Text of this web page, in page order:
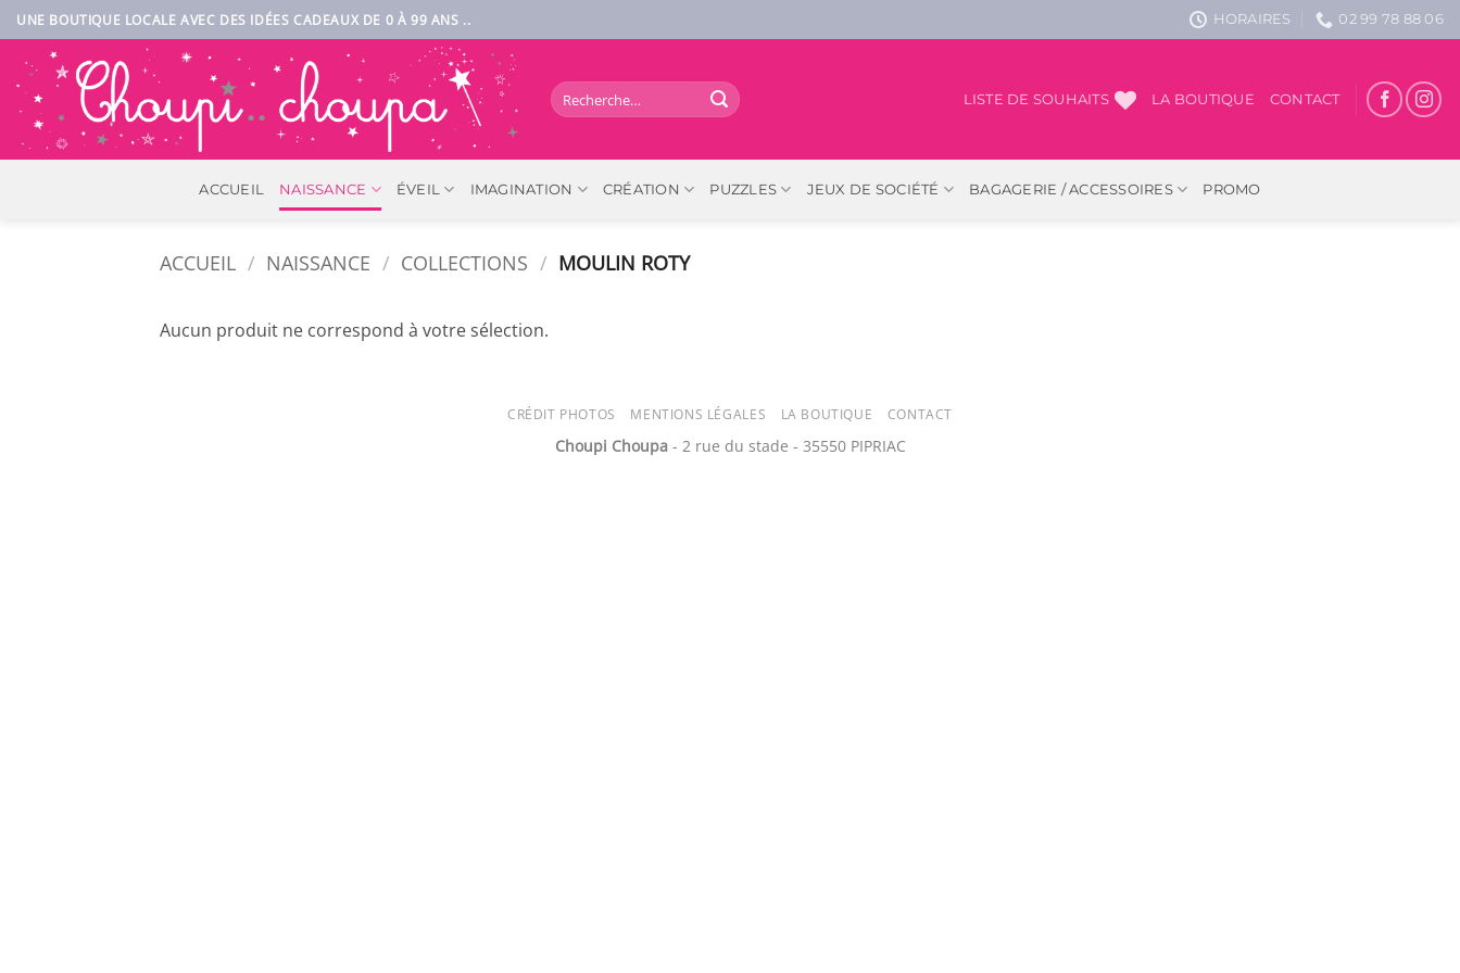
Passer
au
contenu
UNE BOUTIQUE LOCALE AVEC DES IDÉES CADEAUX DE 0 À 99 ANS .. HORAIRES 02 99 78 88 06
Recherche
pour :
LISTE DE SOUHAITS LA BOUTIQUE CONTACT
ACCUEIL NAISSANCE ÉVEIL IMAGINATION CRÉATION PUZZLES JEUX DE SOCIÉTÉ BAGAGERIE / ACCESSOIRES PROMO
ACCUEIL / NAISSANCE / COLLECTIONS / MOULIN ROTY
Aucun produit ne correspond à votre sélection.
CRÉDIT PHOTOS MENTIONS LÉGALES LA BOUTIQUE CONTACT
Choupi Choupa- 2 rue du stade - 35550 PIPRIAC